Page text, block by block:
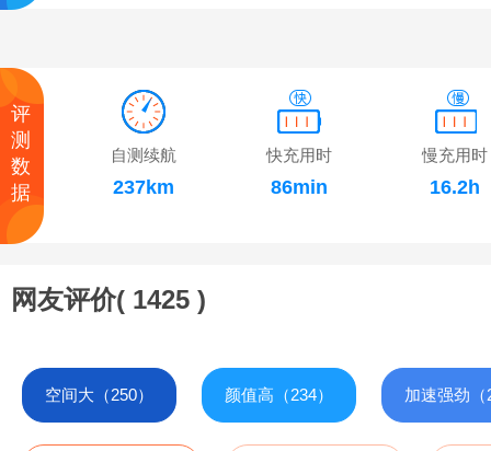
评
测
数
据
自测续航
237km
快充用时
86min
慢充用时
16.2h
网友评价( 1425 )
空间大（250） 颜值高（234） 加速强劲（